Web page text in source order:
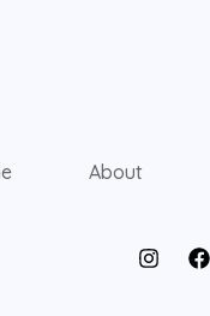
About